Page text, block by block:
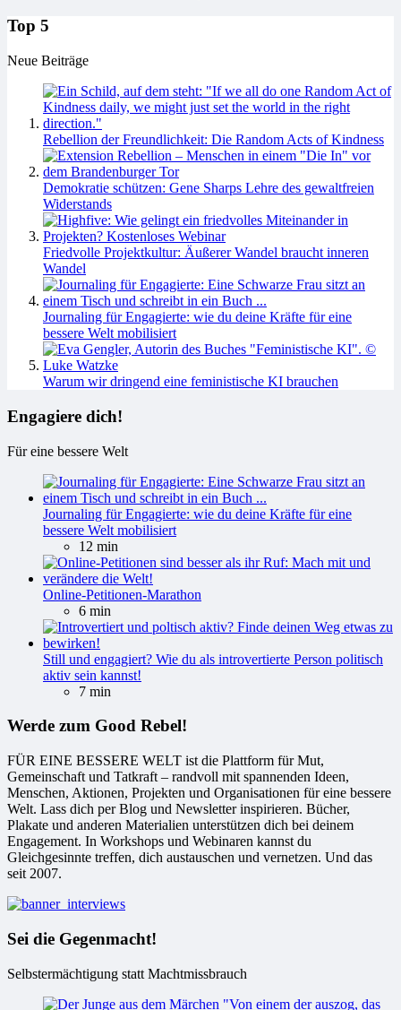
Top 5
Neue Beiträge
Rebellion der Freundlichkeit: Die Random Acts of Kindness
Demokratie schützen: Gene Sharps Lehre des gewaltfreien
Widerstands
Friedvolle Projektkultur: Äußerer Wandel braucht inneren
Wandel
Journaling für Engagierte: wie du deine Kräfte für eine
bessere Welt mobilisiert
Warum wir dringend eine feministische KI brauchen
Engagiere dich!
Für eine bessere Welt
Journaling für Engagierte: wie du deine Kräfte für eine
bessere Welt mobilisiert
12 min
Online-Petitionen-Marathon
6 min
Still und engagiert? Wie du als introvertierte Person politisch
aktiv sein kannst!
7 min
Werde zum Good Rebel!
FÜR EINE BESSERE WELT ist die Plattform für Mut,
Gemeinschaft und Tatkraft – randvoll mit spannenden Ideen,
Menschen, Aktionen, Projekten und Organisationen für eine bessere
Welt. Lass dich per Blog und Newsletter inspirieren. Bücher,
Plakate und anderen Materialien unterstützen dich bei deinem
Engagement. In Workshops und Webinaren kannst du
Gleichgesinnte treffen, dich austauschen und vernetzen. Und das
seit 2007.
Sei die Gegenmacht!
Selbstermächtigung statt Machtmissbrauch